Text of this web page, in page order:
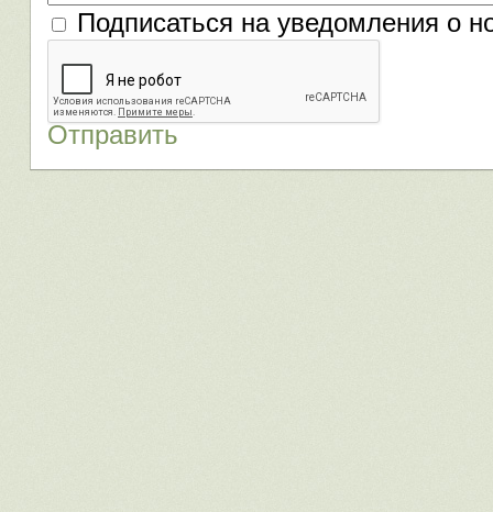
Подписаться на уведомления о
Отправить